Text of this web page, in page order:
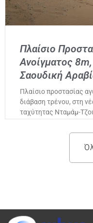
Πλαίσιο
Ανοίγματος
Σαουδική
Πλαίσιο προστασίας
διάβαση τρένου, στη
ταχύτητας Νταμάμ-